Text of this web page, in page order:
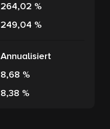
264,02 %
249,04 %
Annualisiert
8,68 %
8,38 %